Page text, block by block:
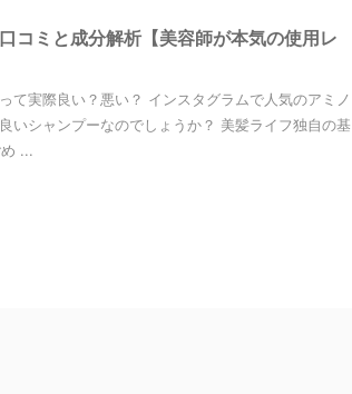
コミと成分解析【美容師が本気の使用レ
て実際良い？悪い？ インスタグラムで人気のアミノ
いシャンプーなのでしょうか？ 美髪ライフ独自の基
...